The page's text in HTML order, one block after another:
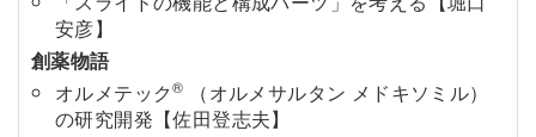
安彦】
創薬物語
オルメテック®
（オルメサルタン メドキソミル）
の研究開発【佐田登志夫】